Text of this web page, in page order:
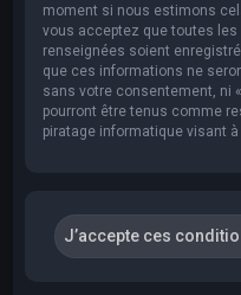
moment si nous estimons
vous acceptez que toutes
renseignées soient
que ces informations ne
sans votre consentement, ni
pourront être tenus comme
piratage informatique visant